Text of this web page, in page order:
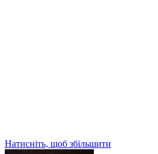
Натисніть, щоб збільшити